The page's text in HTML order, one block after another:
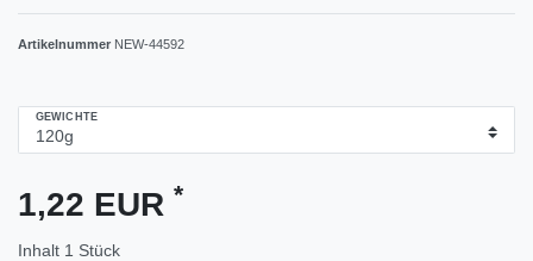
Artikelnummer NEW-44592
GEWICHTE
1,22 EUR *
Inhalt 1 Stück